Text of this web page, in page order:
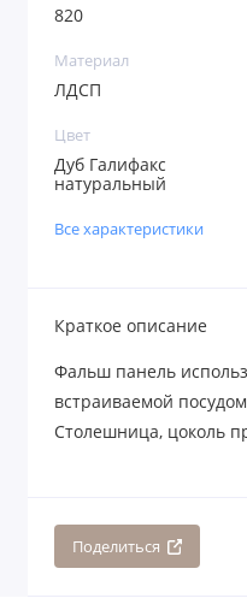
820
Материал
ЛДСП
Цвет
Дуб Галифакс
натуральный
Все характеристики
Краткое описание
Фальш панель
встраиваемой
Столешница, цоколь
Поделиться